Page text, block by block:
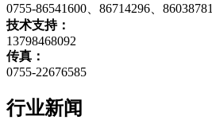
0755-86541600、86714296、86038781
技术支持：
13798468092
传真：
0755-22676585
行业新闻